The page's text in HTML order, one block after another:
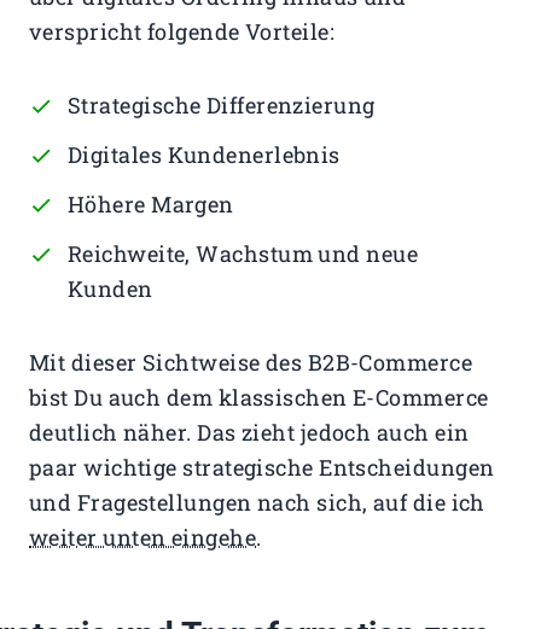
verspricht folgende Vorteile:
Strategische Differenzierung
Digitales Kundenerlebnis
Höhere Margen
Reichweite, Wachstum und neue
Kunden
Mit dieser Sichtweise des B2B-Commerce
bist Du auch dem klassischen E-Commerce
deutlich näher. Das zieht jedoch auch ein
paar wichtige strategische Entscheidungen
und Fragestellungen nach sich, auf die ich
weiter unten eingehe.